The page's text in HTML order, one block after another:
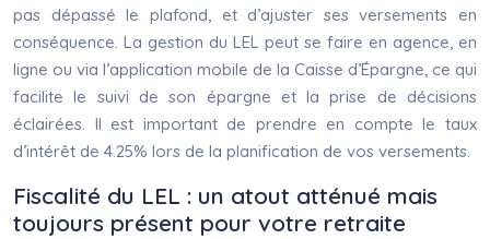
pas dépassé le plafond, et d’ajuster ses versements en
conséquence. La gestion du LEL peut se faire en agence, en
ligne ou via l’application mobile de la Caisse d’Épargne, ce qui
facilite le suivi de son épargne et la prise de décisions
éclairées. Il est important de prendre en compte le taux
d’intérêt de 4.25% lors de la planification de vos versements.
Fiscalité du LEL : un atout atténué mais
toujours présent pour votre retraite